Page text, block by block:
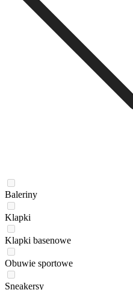
Baleriny
Klapki
Klapki basenowe
Obuwie sportowe
Sneakersy